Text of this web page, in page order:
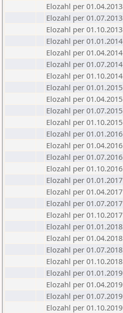
Elozahl per 01.04.2013
Elozahl per 01.07.2013
Elozahl per 01.10.2013
Elozahl per 01.01.2014
Elozahl per 01.04.2014
Elozahl per 01.07.2014
Elozahl per 01.10.2014
Elozahl per 01.01.2015
Elozahl per 01.04.2015
Elozahl per 01.07.2015
Elozahl per 01.10.2015
Elozahl per 01.01.2016
Elozahl per 01.04.2016
Elozahl per 01.07.2016
Elozahl per 01.10.2016
Elozahl per 01.01.2017
Elozahl per 01.04.2017
Elozahl per 01.07.2017
Elozahl per 01.10.2017
Elozahl per 01.01.2018
Elozahl per 01.04.2018
Elozahl per 01.07.2018
Elozahl per 01.10.2018
Elozahl per 01.01.2019
Elozahl per 01.04.2019
Elozahl per 01.07.2019
Elozahl per 01.10.2019